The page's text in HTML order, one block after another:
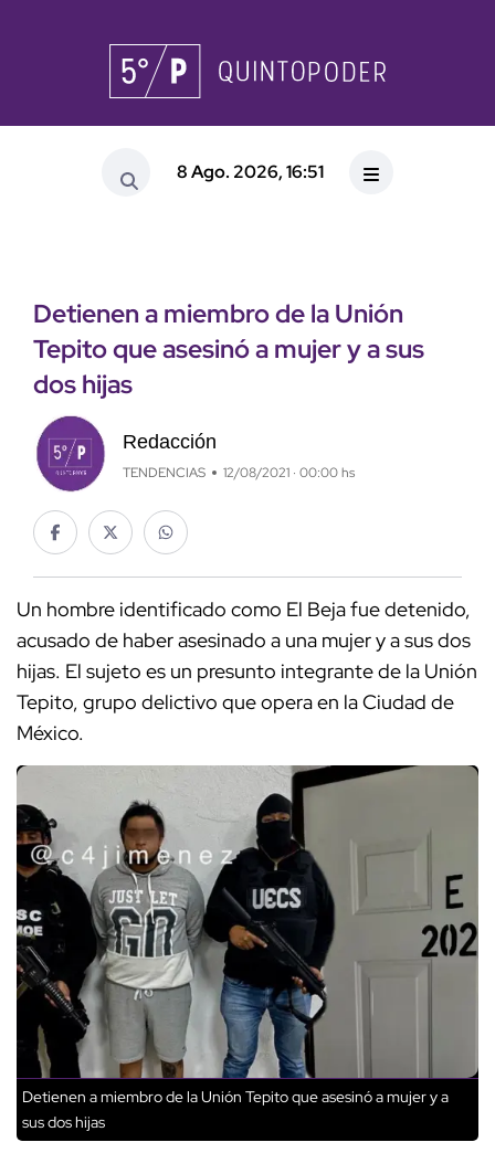
8 Ago. 2026, 16:51
Detienen a miembro de la Unión
Tepito que asesinó a mujer y a sus
dos hijas
Redacción
TENDENCIAS 12/08/2021 · 00:00 hs
Un hombre identificado como El Beja fue detenido,
acusado de haber asesinado a una mujer y a sus dos
hijas. El sujeto es un presunto integrante de la Unión
Tepito, grupo delictivo que opera en la Ciudad de
México.
Detienen a miembro de la Unión Tepito que asesinó a mujer y a
sus dos hijas